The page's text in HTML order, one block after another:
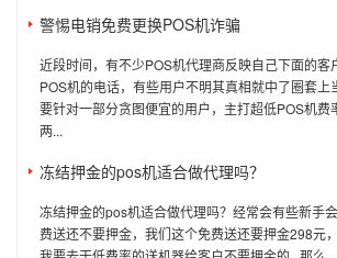
警惕电销免费更换POS机诈骗
近段时间，有不少POS机代理商反映自己下面的客
POS机的电话，有些用户不明其真相就中了圈套上
要针对一部分贪图便宜的用户，主打超低POS机费
两...
冻结押金的pos机适合做代理吗？
冻结押金的pos机适合做代理吗？经常会有些新手
费送还不要押金，我们这个免费送还要押金298元